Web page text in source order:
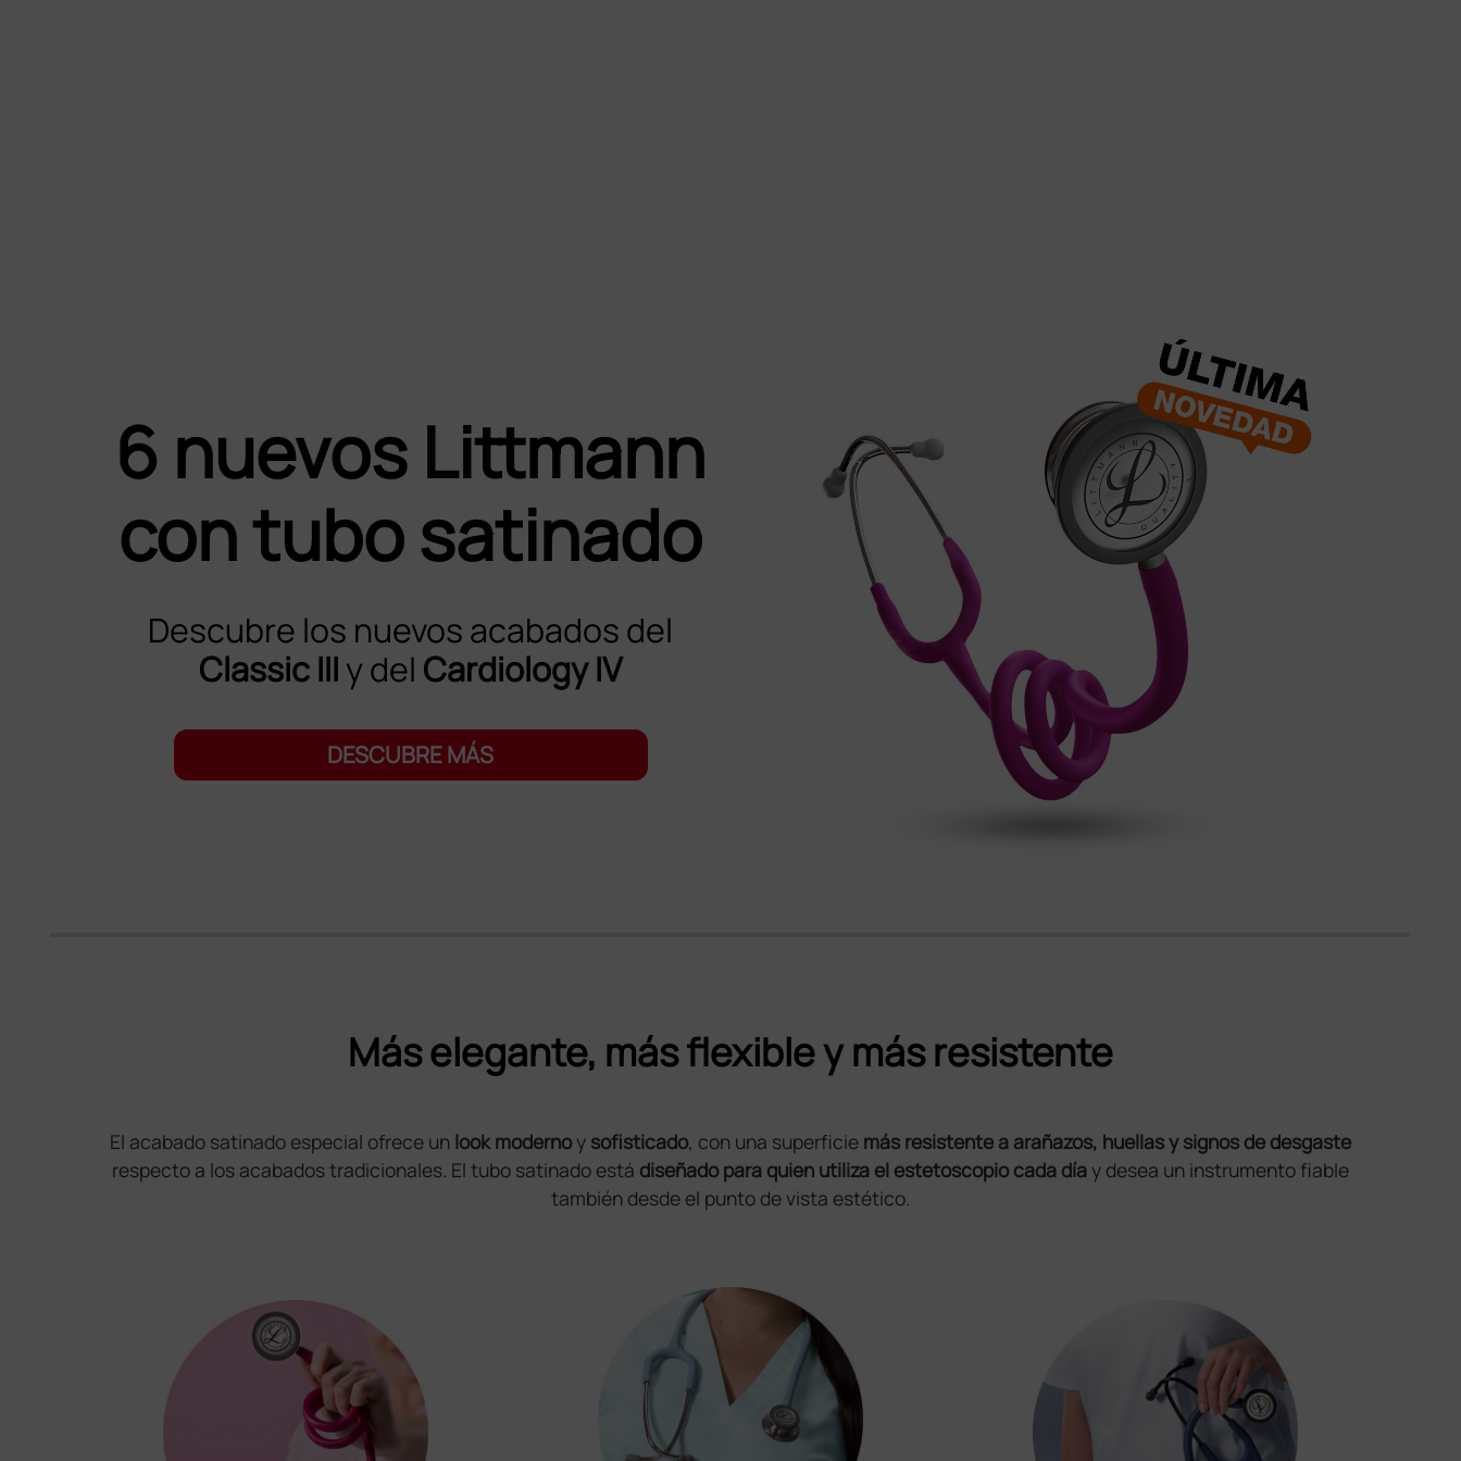
6 nuevos Littmann
con tubo satinado
Descubre los nuevos acabados del
Classic IIIy del Cardiology IV
DESCUBRE MÁS
Más elegante, más flexible y más resistente
El acabado satinado especial ofrece un look modernoy sofisticado, con una superficie más resistente a arañazos, huellas y signos de desgaste
respecto a los acabados tradicionales. El tubo satinado está diseñado para quien utiliza el estetoscopio cada díay desea un instrumento fiable
también desde el punto de vista estético.